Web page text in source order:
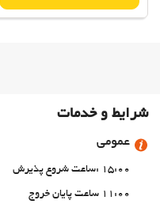
شرایط و خدمات
عمومی
15:00 :ساعت شروع پذیرش
11:00 ساعت پایان خروج